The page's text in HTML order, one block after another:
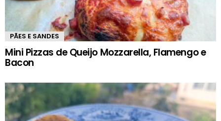
PÃES E SANDES
Mini Pizzas de Queijo Mozzarella, Flamengo e
Bacon